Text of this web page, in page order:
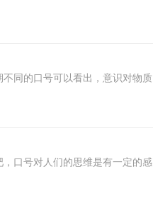
同的口号可以看出，意识对物质
口号对人们的思维是有一定的感